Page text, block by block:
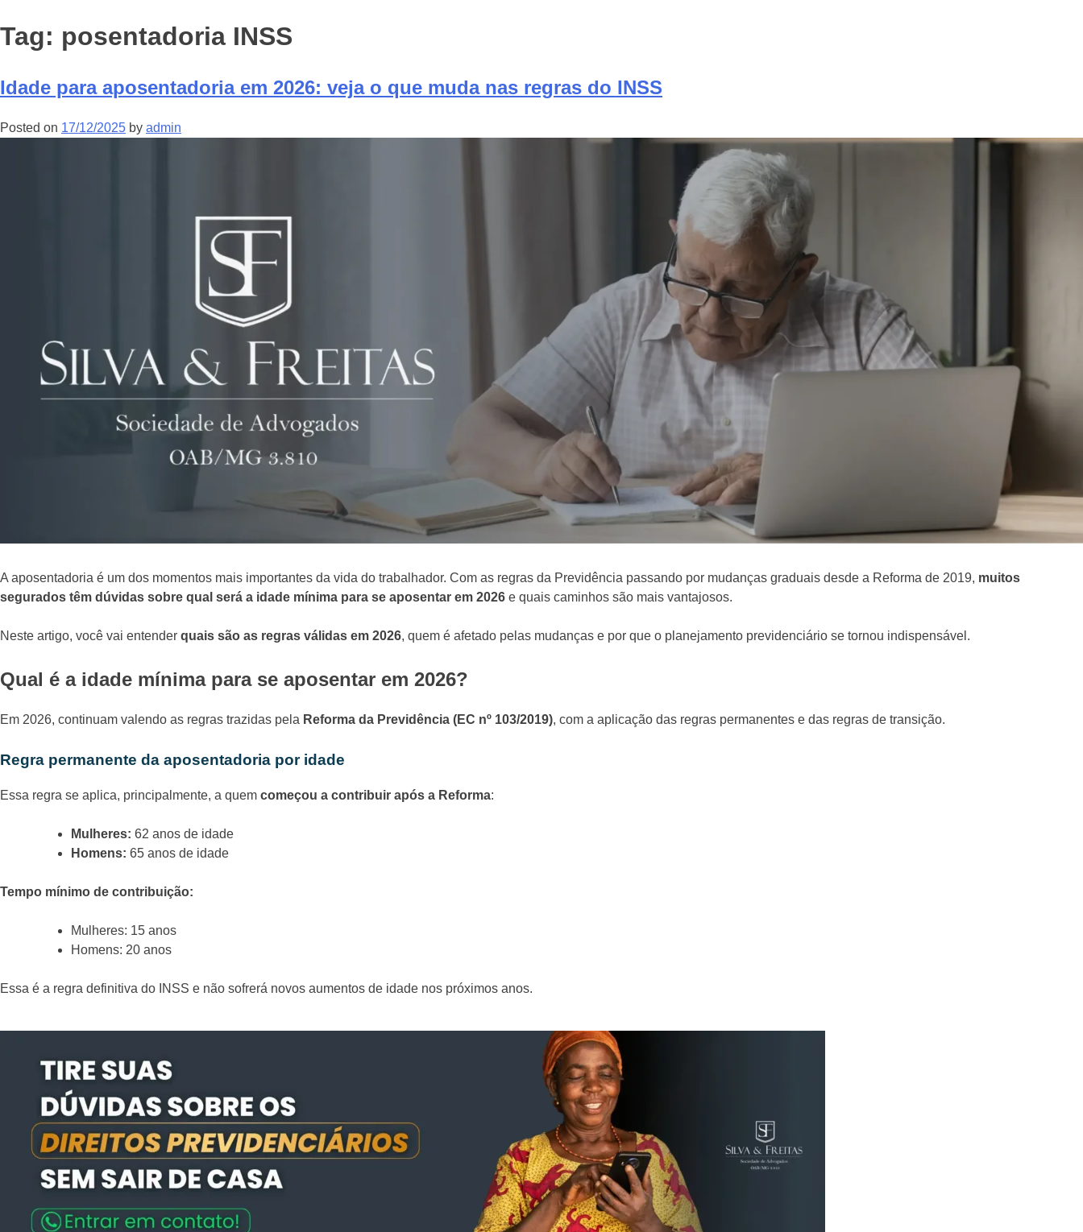
Tag: posentadoria INSS
Idade para aposentadoria em 2026: veja o que muda nas regras do INSS
Posted on 17/12/2025 by admin
A aposentadoria é um dos momentos mais importantes da vida do trabalhador. Com as regras da Previdência passando por mudanças graduais desde a Reforma de 2019, muitos
segurados têm dúvidas sobre qual será a idade mínima para se aposentar em 2026 e quais caminhos são mais vantajosos.
Neste artigo, você vai entender quais são as regras válidas em 2026, quem é afetado pelas mudanças e por que o planejamento previdenciário se tornou indispensável.
Qual é a idade mínima para se aposentar em 2026?
Em 2026, continuam valendo as regras trazidas pela Reforma da Previdência (EC nº 103/2019), com a aplicação das regras permanentes e das regras de transição.
Regra permanente da aposentadoria por idade
Essa regra se aplica, principalmente, a quem começou a contribuir após a Reforma:
Mulheres: 62 anos de idade
Homens: 65 anos de idade
Tempo mínimo de contribuição:
Mulheres: 15 anos
Homens: 20 anos
Essa é a regra definitiva do INSS e não sofrerá novos aumentos de idade nos próximos anos.